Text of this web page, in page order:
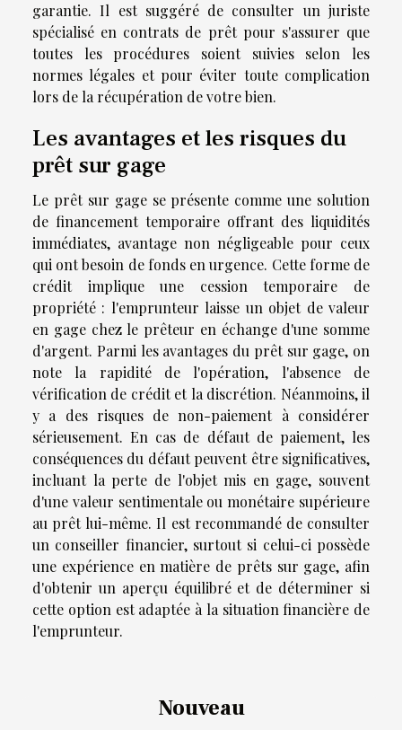
garantie. Il est suggéré de consulter un juriste
spécialisé en contrats de prêt pour s'assurer que
toutes les procédures soient suivies selon les
normes légales et pour éviter toute complication
lors de la récupération de votre bien.
Les avantages et les risques du
prêt sur gage
Le prêt sur gage se présente comme une solution
de financement temporaire offrant des liquidités
immédiates, avantage non négligeable pour ceux
qui ont besoin de fonds en urgence. Cette forme de
crédit implique une cession temporaire de
propriété : l'emprunteur laisse un objet de valeur
en gage chez le prêteur en échange d'une somme
d'argent. Parmi les avantages du prêt sur gage, on
note la rapidité de l'opération, l'absence de
vérification de crédit et la discrétion. Néanmoins, il
y a des risques de non-paiement à considérer
sérieusement. En cas de défaut de paiement, les
conséquences du défaut peuvent être significatives,
incluant la perte de l'objet mis en gage, souvent
d'une valeur sentimentale ou monétaire supérieure
au prêt lui-même. Il est recommandé de consulter
un conseiller financier, surtout si celui-ci possède
une expérience en matière de prêts sur gage, afin
d'obtenir un aperçu équilibré et de déterminer si
cette option est adaptée à la situation financière de
l'emprunteur.
Nouveau